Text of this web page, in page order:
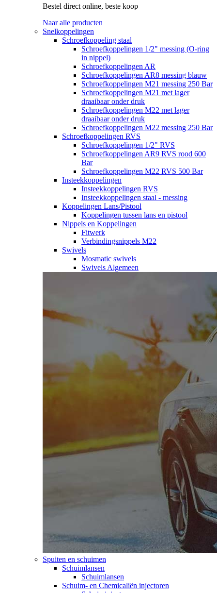
Bestel direct online, beste koop
Naar alle producten
Snelkoppelingen
Schroefkoppeling staal
Schroefkoppelingen 1/2" messing (O-ring
in nippel)
Schroefkoppelingen AR
Schroefkoppelingen AR8 messing blauw
Schroefkoppelingen M21 messing 250 Bar
Schroefkoppelingen M21 met lager
draaibaar onder druk
Schroefkoppelingen M22 met lager
draaibaar onder druk
Schroefkoppelingen M22 messing 250 Bar
Schroefkoppelingen RVS
Schroefkoppelingen 1/2" RVS
Schroefkoppelingen AR9 RVS rood 600
Bar
Schroefkoppelingen M22 RVS 500 Bar
Insteekkoppelingen
Insteekkoppelingen RVS
Insteekkoppelingen staal - messing
Koppelingen Lans/Pistool
Koppelingen tussen lans en pistool
Nippels en Koppelingen
Fitwerk
Verbindingsnippels M22
Swivels
Mosmatic swivels
Swivels Algemeen
Spuiten en schuimen
Schuimlansen
Schuimlansen
Schuim- en Chemicaliën injectoren